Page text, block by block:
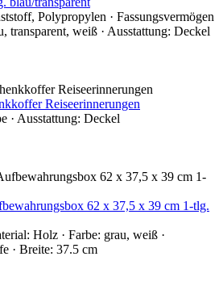
Polypropylen · Fassungsvermögen
transparent, weiß · Ausstattung: Deckel
Reiseerinnerungen
· Ausstattung: Deckel
62 x 37,5 x 39 cm 1-tlg.
Holz · Farbe: grau, weiß ·
· Breite: 37.5 cm